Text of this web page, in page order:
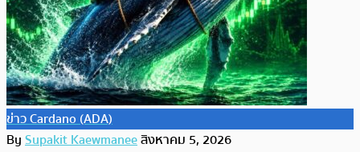
ข่าว Cardano (ADA)
BySupakit Kaewmaneeสิงหาคม 5, 2026